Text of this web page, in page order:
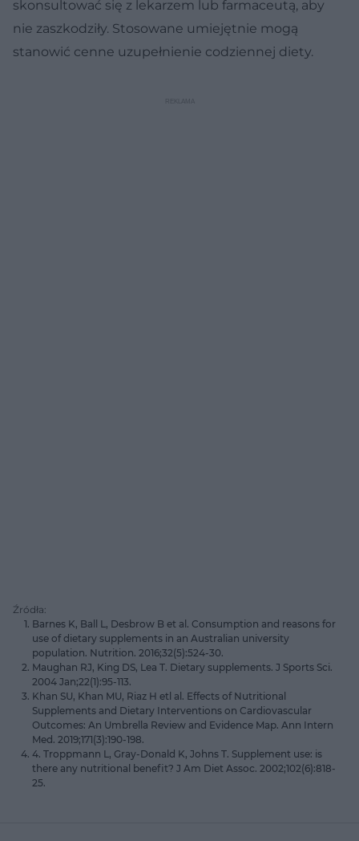
skonsultować się z lekarzem lub farmaceutą, aby
nie zaszkodziły. Stosowane umiejętnie mogą
stanowić cenne uzupełnienie codziennej diety.
Źródła:
Barnes K, Ball L, Desbrow B et al. Consumption and reasons for
use of dietary supplements in an Australian university
population. Nutrition. 2016;32(5):524-30.
Maughan RJ, King DS, Lea T. Dietary supplements. J Sports Sci.
2004 Jan;22(1):95-113.
Khan SU, Khan MU, Riaz H etl al. Effects of Nutritional
Supplements and Dietary Interventions on Cardiovascular
Outcomes: An Umbrella Review and Evidence Map. Ann Intern
Med. 2019;171(3):190-198.
4. Troppmann L, Gray-Donald K, Johns T. Supplement use: is
there any nutritional benefit? J Am Diet Assoc. 2002;102(6):818-
25.